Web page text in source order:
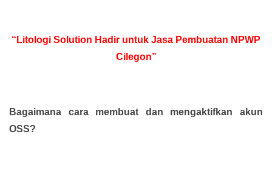
“Litologi Solution Hadir untuk Jasa Pembuatan NPWP
Cilegon”
Bagaimana cara membuat dan mengaktifkan akun
OSS?